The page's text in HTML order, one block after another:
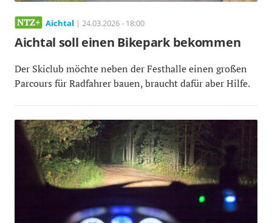
Aichtal | 24.03.2026 - 18:00
Aichtal soll einen Bikepark bekommen
Der Skiclub möchte neben der Festhalle einen großen
Parcours für Radfahrer bauen, braucht dafür aber Hilfe.